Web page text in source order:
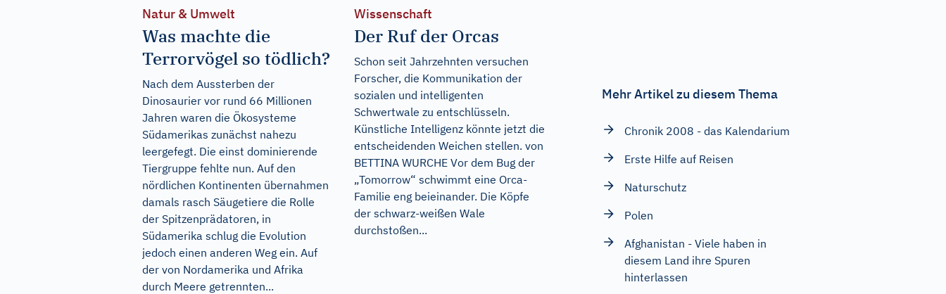
Natur & Umwelt
Was machte die
Terrorvögel so tödlich?
Nach dem Aussterben der
Dinosaurier vor rund 66 Millionen
Jahren waren die Ökosysteme
Südamerikas zunächst nahezu
leergefegt. Die einst dominierende
Tiergruppe fehlte nun. Auf den
nördlichen Kontinenten übernahmen
damals rasch Säugetiere die Rolle
der Spitzenprädatoren, in
Südamerika schlug die Evolution
jedoch einen anderen Weg ein. Auf
der von Nordamerika und Afrika
durch Meere getrennten...
Wissenschaft
Der Ruf der Orcas
Schon seit Jahrzehnten versuchen
Forscher, die Kommunikation der
sozialen und intelligenten
Schwertwale zu entschlüsseln.
Künstliche Intelligenz könnte jetzt die
entscheidenden Weichen stellen. von
BETTINA WURCHE Vor dem Bug der
„Tomorrow“ schwimmt eine Orca-
Familie eng beieinander. Die Köpfe
der schwarz-weißen Wale
durchstoßen...
Mehr Artikel zu diesem Thema
Chronik 2008 - das Kalendarium
Erste Hilfe auf Reisen
Naturschutz
Polen
Afghanistan - Viele haben in
diesem Land ihre Spuren
hinterlassen